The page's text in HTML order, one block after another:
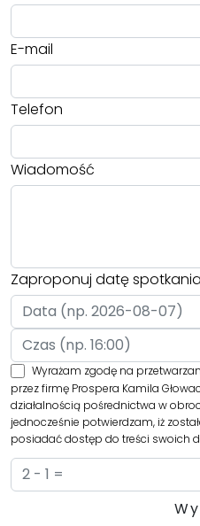
E-mail
Telefon
Wiadomość
Zaproponuj datę spotkania
Wyrażam zgodę na
przez firmę Prospera Kamila
działalnością pośrednictwa w
jednocześnie potwierdzam, iż
posiadać dostęp do treści swoich